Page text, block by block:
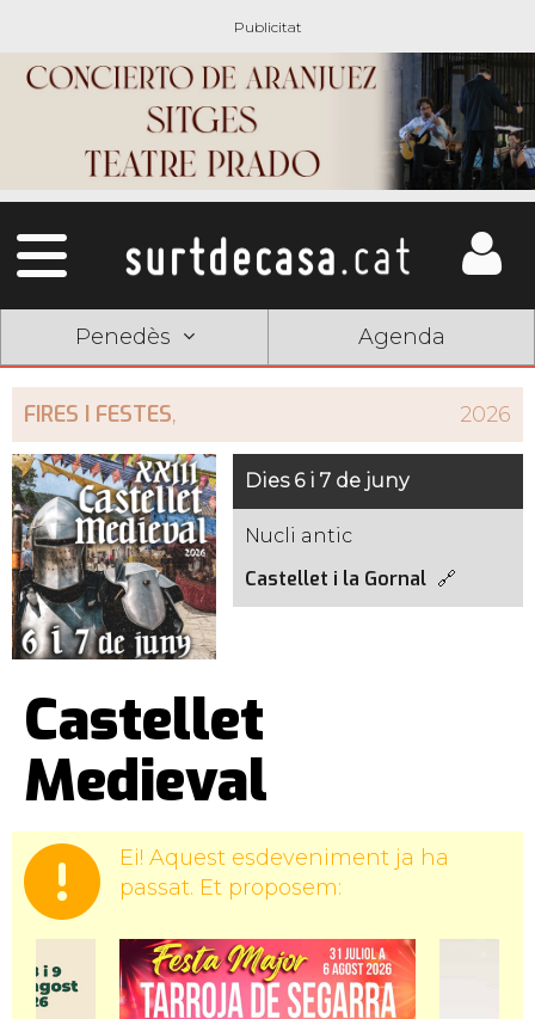
Penedès Agenda
FIRES I FESTES, 2026
Dies 6 i 7 de juny
Nucli antic
Castellet i la Gornal
Castellet
Medieval
Ei! Aquest esdeveniment ja ha
passat. Et proposem: